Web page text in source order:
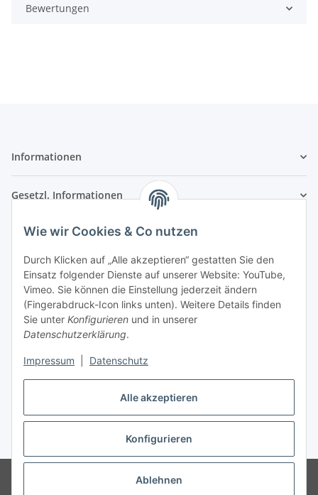
Alle akzeptieren
Konfigurieren
Ablehnen
Wie wir Cookies & Co nutzen
Durch Klicken auf „Alle akzeptieren“ gestatten Sie den
Einsatz folgender Dienste auf unserer Website: YouTube,
Vimeo. Sie können die Einstellung jederzeit ändern
(Fingerabdruck-Icon links unten). Weitere Details finden
Sie unter Konfigurieren und in unserer
Datenschutzerklärung.
Impressum Datenschutz
Bewertungen
Informationen
Gesetzl. Informationen
Kontaktinformationen
SRTM GmbH
Franz-Kleespies-Str. 27
63762 Großostheim
Deutschland
Telefon: 06026 991961
Fax: 06026 991962
E-Mail: info@srtm.de
Vertrag widerrufen
* Alle Preise inkl. gesetzlicher USt., zzgl.Versand
* gilt für Lieferungen innerhalb Deutschlands,